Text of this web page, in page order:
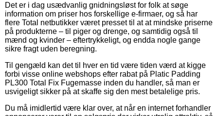
Det er i dag usædvanlig gnidningsløst for folk at søge
information om priser hos forskellige e-firmaer, og så har
flere Total netbutikker været presset til at at mindske priserne
på produkterne – til piger og drenge, og samtidig også til
mænd og kvinder – eftertrykkeligt, og endda nogle gange
sikre fragt uden beregning.
Til gengæld kan det til hver en tid være tiden værd at kigge
forbi visse online webshops efter rabat på Platic Padding
PL300 Total Fix Fugemasse inden du handler, så man er
usvigeligt sikker på at skaffe sig den mest betalelige pris.
Du må imidlertid være klar over, at når en internet forhandler